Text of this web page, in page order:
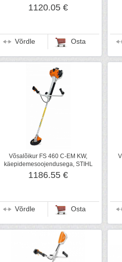
1120.05 €
Võrdle Osta
Võsalõikur FS 460 C-EM KW,
käepidemesoojendusega, STIHL
1186.55 €
Võrdle Osta